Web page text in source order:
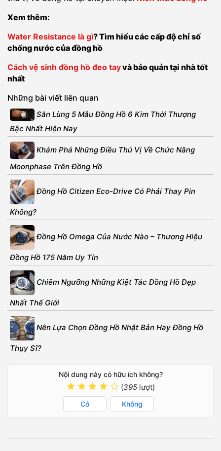
Xem thêm:
Water Resistance là gì? Tìm hiểu các cấp độ chỉ số
chống nước của đồng hồ
Cách vệ sinh đồng hồ đeo tayvà bảo quản tại nhà tốt
nhất
Những bài viết liên quan
Săn Lùng 5 Mẫu Đồng Hồ 6 Kim Thời Thượng
Bậc Nhất Hiện Nay
Khám Phá Những Điều Thú Vị Về Chức Năng
Moonphase Trên Đồng Hồ
Đồng Hồ Citizen Eco-Drive Có Phải Thay Pin
Không?
Đồng Hồ Omega Của Nước Nào – Thương Hiệu
Đồng Hồ 175 Năm Uy Tín
Chiêm Ngưỡng Những Kiệt Tác Đồng Hồ Đẹp
Nhất Thế Giới
Nên Lựa Chọn Đồng Hồ Nhật Bản Hay Đồng Hồ
Thụy Sĩ?
Nội dung này có hữu ích không?
(395lượt)
Có Không